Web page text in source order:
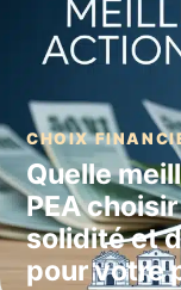
CHOIX
Quelle
PEA
solidité et
pour votre